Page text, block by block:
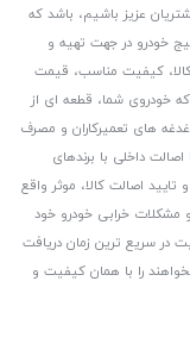
عزیز باشیم، باشد که
خودرو در جهت تهیه و
کیفیت مناسب، قیمت
خودروی شما، قطعه ای از
های تعمیرکاران و مصرف
داخلی با برندهای
اصالت کالا، موثر واقع
مشکلات خرابی خودرو خود
در سریع ترین زمان دریافت
را با همان کیفیت و